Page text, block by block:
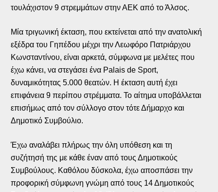
τουλάχιστον 9 στρεμμάτων στην ΑΕΚ από το Άλσος.
Μία τριγωνική έκταση, που εκτείνεται από την ανατολική
εξέδρα του Γηπέδου μέχρι την Λεωφόρο Πατριάρχου
Κωνσταντίνου, είναι αρκετά, σύμφωνα με μελέτες που
έχω κάνει, να στεγάσει ένα Palais de Sport,
δυναμικότητας 5.000 θεατών. Η έκταση αυτή έχει
επιφάνεια 9 περίπου στρέμματα. Το αίτημα υποβάλλεται
επισήμως από τον σύλλογο στον τότε Δήμαρχο και
Δημοτικό Συμβούλιο.
Έχω αναλάβει πλήρως την όλη υπόθεση και τη
συζήτησή της με κάθε έναν από τους Δημοτικούς
Συμβούλους. Καθόλου δύσκολα, έχω αποσπάσει την
προφορική σύμφωνη γνώμη από τους 14 Δημοτικούς